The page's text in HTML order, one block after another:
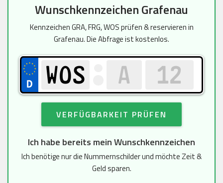
springen
Wunschkennzeichen Grafenau
Kennzeichen GRA, FRG, WOS prüfen & reservieren in
Grafenau. Die Abfrage ist kostenlos.
VERFÜGBARKEIT PRÜFEN
Ich habe bereits mein Wunschkennzeichen
Ich benötige nur die Nummernschilder und möchte Zeit &
Geld sparen.